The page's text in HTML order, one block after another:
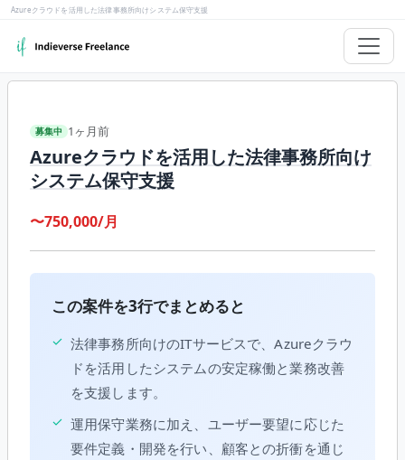
Azureクラウドを活用した法律事務所向けシステム保守支援
募集中 1ヶ月前
Azureクラウドを活用した法律事務所向け
システム保守支援
〜750,000/月
この案件を3行でまとめると
✓ 法律事務所向けのITサービスで、Azureクラウ
ドを活用したシステムの安定稼働と業務改善
を支援します。
✓ 運用保守業務に加え、ユーザー要望に応じた
要件定義・開発を行い、顧客との折衝を通じ